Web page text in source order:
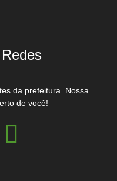
da prefeitura. Nossa
de você!